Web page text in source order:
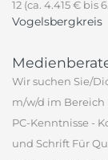
12 (ca. 4.415 € bis
Vogelsbergkreis
Wir suchen Sie/
m/w/d im Bereich
PC-Kenntnisse -
und Schrift Für